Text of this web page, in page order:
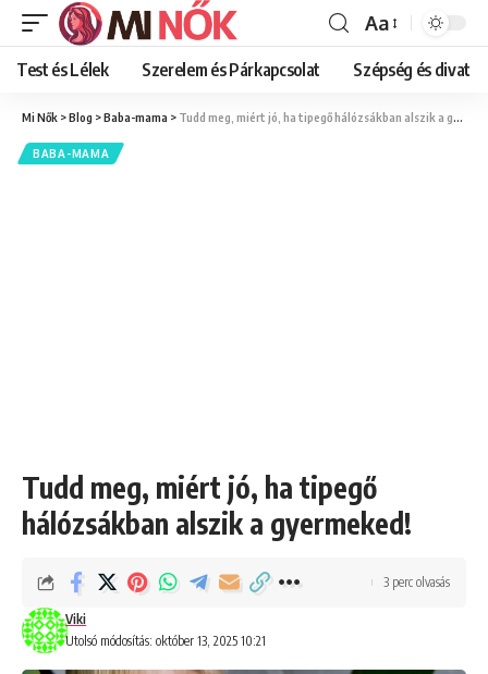
Font
Resizer
Aa
Test és Lélek Szerelem és Párkapcsolat Szépség és divat
Mi Nők >Blog >Baba-mama > Tudd meg, miért jó, ha tipegő hálózsákban alszik a gyermeked!
BABA-MAMA
Tudd meg, miért jó, ha tipegő
hálózsákban alszik a gyermeked!
Utolsó módosítás: október 13, 2025 10:21
Viki
3 perc olvasás